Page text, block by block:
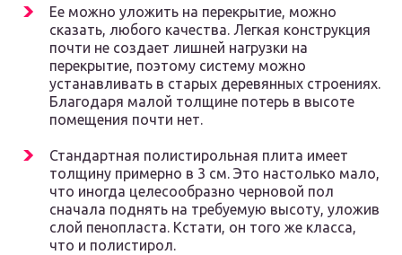
Ее можно уложить на перекрытие, можно
сказать, любого качества. Легкая конструкция
почти не создает лишней нагрузки на
перекрытие, поэтому систему можно
устанавливать в старых деревянных строениях.
Благодаря малой толщине потерь в высоте
помещения почти нет.
Стандартная полистирольная плита имеет
толщину примерно в 3 см. Это настолько мало,
что иногда целесообразно черновой пол
сначала поднять на требуемую высоту, уложив
слой пенопласта. Кстати, он того же класса,
что и полистирол.